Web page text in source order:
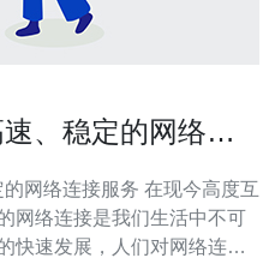
、稳定的网络连
服务 在现今高度互
网络连接是我们生活中不可
快速发展，人们对网络连接